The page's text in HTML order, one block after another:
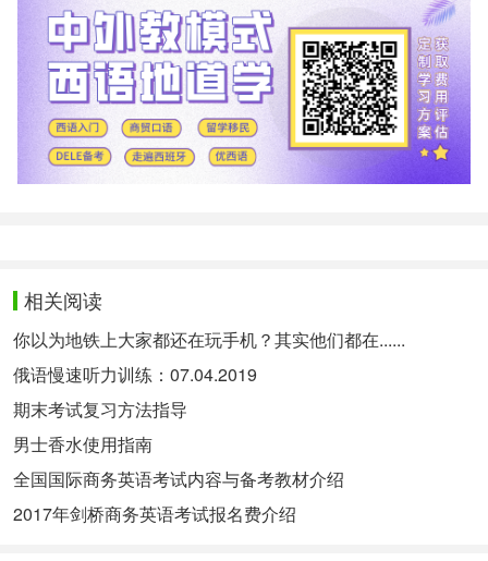
相关阅读
你以为地铁上大家都还在玩手机？其实他们都在......
俄语慢速听力训练：07.04.2019
期末考试复习方法指导
男士香水使用指南
全国国际商务英语考试内容与备考教材介绍
2017年剑桥商务英语考试报名费介绍